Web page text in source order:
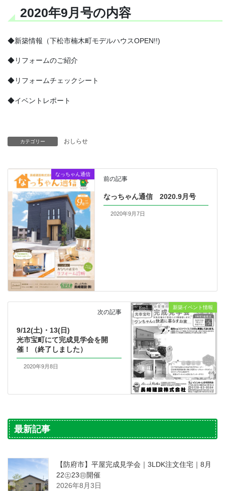
2020年9月号の内容
◆新築情報（下松市楠木町モデルハウスOPEN!!)
◆リフォームのご紹介
◆リフォームチェックシート
◆イベントレポート
カテゴリー おしらせ
なっちゃん通信
前の記事
なっちゃん通信 2020.9月号
2020年9月7日
新築イベント情報
次の記事
9/12(土)・13(日)
光市宝町にて完成見学会を開
催！（終了しました）
2020年9月8日
最新記事
【防府市】平屋完成見学会｜3LDK注文住宅｜8月
22㊏23㊐開催
2026年8月3日